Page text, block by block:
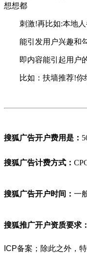
想想都
刺激!再比如:本地
能引发用户兴趣和
即内容能引起用户
比如：扶墙推荐!你
搜狐广告开户费用是：
搜狐广告计费方式：
搜狐广告开户时间： 一
搜狐推广开户资质要求：
ICP备案；除此之外，